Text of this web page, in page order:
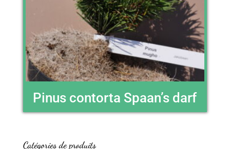
Pinus contorta Spaan’s darf
Catégories de produits